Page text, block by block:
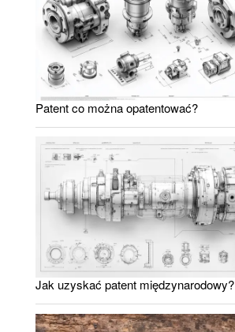
Patent co można opatentować?
Jak uzyskać patent międzynarodowy?